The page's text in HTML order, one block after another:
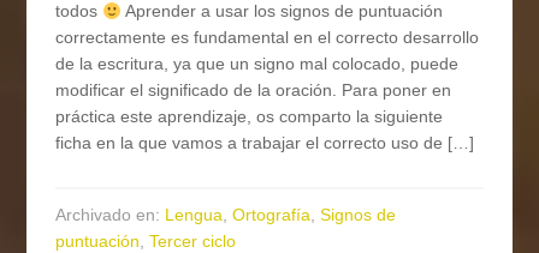
todos
Aprender a usar los signos de puntuación
correctamente es fundamental en el correcto desarrollo
de la escritura, ya que un signo mal colocado, puede
modificar el significado de la oración. Para poner en
práctica este aprendizaje, os comparto la siguiente
ficha en la que vamos a trabajar el correcto uso de […]
Archivado en: Lengua,Ortografía,Signos de
puntuación,Tercer ciclo